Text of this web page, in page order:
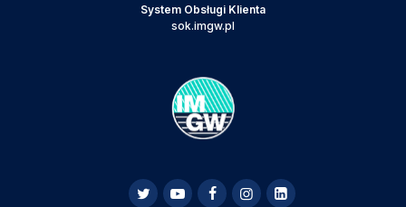
System Obsługi Klienta
sok.imgw.pl